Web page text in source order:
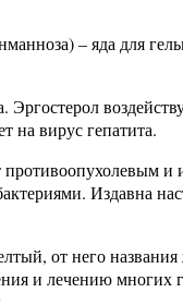
– яда для
на вирус гепатита.
Издавна
от него
и лечению